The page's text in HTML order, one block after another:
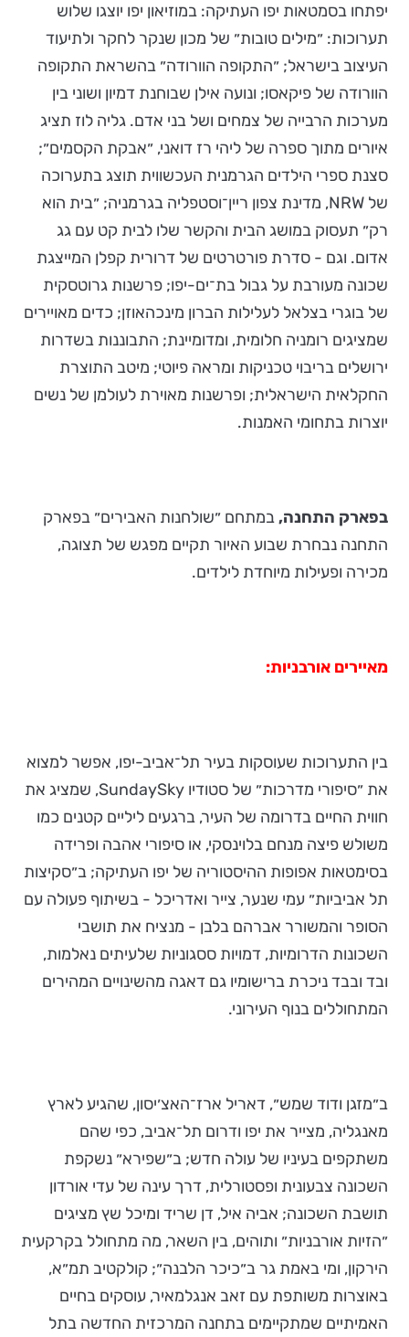
יפתחו בסמטאות יפו העתיקה: במוזיאון יפו יוצגו שלוש
תערוכות: ״מילים טובות״ של מכון שנקר לחקר ולתיעוד
העיצוב בישראל; ״התקופה הוורודה״ בהשראת התקופה
הוורודה של פיקאסו; ונועה אילן שבוחנת דמיון ושוני בין
מערכות הרבייה של צמחים ושל בני אדם. גליה לוז תציג
איורים מתוך ספרה של ליהי רז דואני, ״אבקת הקסמים״;
סצנת ספרי הילדים הגרמנית העכשווית תוצג בתערוכה
של NRW, מדינת צפון ריין־וסטפליה בגרמניה; ״בית הוא
רק״ תעסוק במושג הבית והקשר שלו לבית קט עם גג
אדום. וגם - סדרת פורטרטים של דרורית קפלן המייצגת
שכונה מעורבת על גבול בת־ים-יפו; פרשנות גרוטסקית
של בוגרי בצלאל לעלילות הברון מינכהאוזן; כדים מאויירים
שמציגים רומניה חלומית, ומדומיינת; התבוננות בשדרות
ירושלים בריבוי טכניקות ומראה פיוטי; מיטב התוצרת
החקלאית הישראלית; ופרשנות מאוירת לעולמן של נשים
יוצרות בתחומי האמנות.
בפארק התחנה,במתחם ״שולחנות האבירים״ בפארק
התחנה נבחרת שבוע האיור תקיים מפגש של תצוגה,
מכירה ופעילות מיוחדת לילדים.
מאיירים אורבניות:
בין התערוכות שעוסקות בעיר תל־אביב-יפו, אפשר למצוא
את ״סיפורי מדרכות״ של סטודיו SundaySky, שמציג את
חווית החיים בדרומה של העיר, ברגעים ליליים קטנים כמו
משולש פיצה מנחם בלוינסקי, או סיפורי אהבה ופרידה
בסימטאות אפופות ההיסטוריה של יפו העתיקה; ב״סקיצות
תל אביביות״ עמי שנער, צייר ואדריכל - בשיתוף פעולה עם
הסופר והמשורר אברהם בלבן - מנציח את תושבי
השכונות הדרומיות, דמויות ססגוניות שלעיתים נאלמות,
ובד ובבד ניכרת ברישומיו גם דאגה מהשינויים המהירים
המתחוללים בנוף העירוני.
ב״מזגן ודוד שמש״, דאריל ארז־האצ׳יסון, שהגיע לארץ
מאנגליה, מצייר את יפו ודרום תל־אביב, כפי שהם
משתקפים בעיניו של עולה חדש; ב״שפירא״ נשקפת
השכונה צבעונית ופסטורלית, דרך עינה של עדי אורדון
תושבת השכונה; אביה איל, דן שריד ומיכל שץ מציגים
״הזיות אורבניות״ ותוהים, בין השאר, מה מתחולל בקרקעית
הירקון, ומי באמת גר ב״כיכר הלבנה״; קולקטיב תמ״א,
באוצרות משותפת עם זאב אנגלמאיר, עוסקים בחיים
האמיתיים שמתקיימים בתחנה המרכזית החדשה בתל